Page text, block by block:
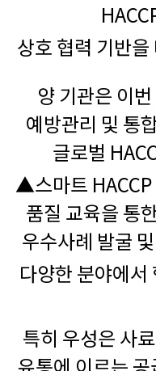
상호 협력 기반
양 기관은 이
예방관리 및 통
글로벌
▲스마트
품질 교육을 통
우수사례 발굴
다양한 분야에
특히 우성은 사